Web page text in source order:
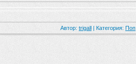
Автор: trigall | Категория: Поп